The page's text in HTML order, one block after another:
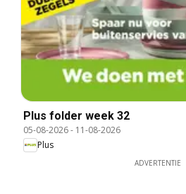
Plus folder week 32
05-08-2026- 11-08-2026
Plus
ADVERTENTIE